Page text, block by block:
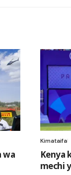
wa
Kimataifa
Kenya
mechi